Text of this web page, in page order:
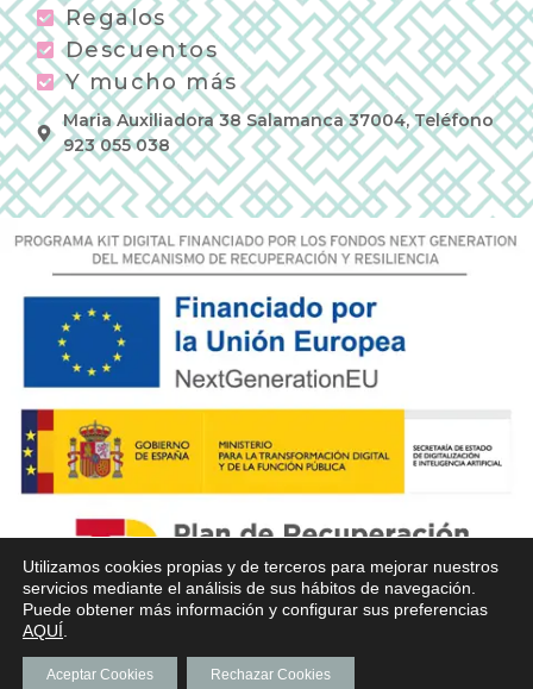
Regalos
Descuentos
Y mucho más
Maria Auxiliadora 38 Salamanca 37004, Teléfono
923 055 038
Utilizamos cookies propias y de terceros para mejorar nuestros
servicios mediante el análisis de sus hábitos de navegación.
Puede obtener más información y configurar sus preferencias
AQUÍ
Aceptar Cookies Rechazar Cookies